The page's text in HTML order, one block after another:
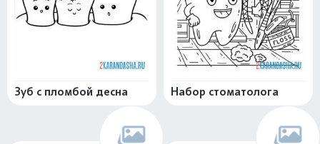
Зуб с пломбой десна Набор стоматолога